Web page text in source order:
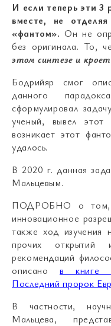
И если теперь эти 3
вместе, не
«фантом». Он не
без оригинала. То,
этом синтезе и
Бодрийяр смог
данного
сформулировал
ученый, вывел
возникает этот
удалось.
В 2020 г. данная
Мальцевым.
ПОДРОБНО о том,
инновационное
также ход изучения
прочих открытий
рекомендаций
описано в книге
Последний пророк
В частности,
Мальцева,